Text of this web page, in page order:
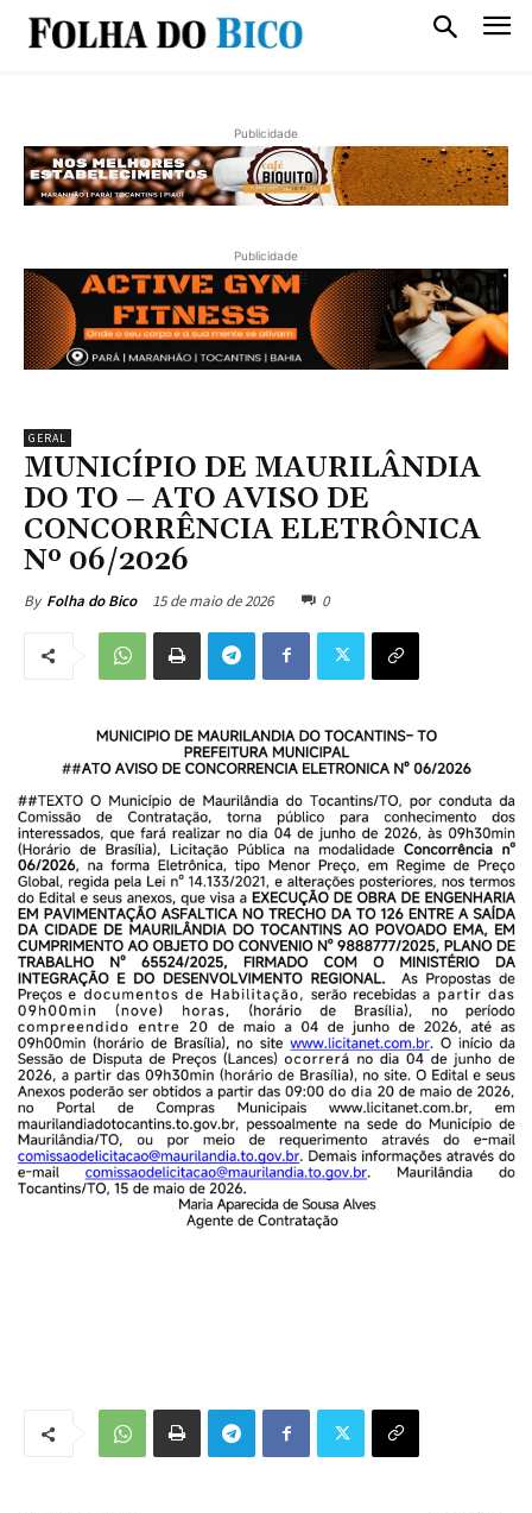
Publicidade
Publicidade
GERAL
MUNICÍPIO DE MAURILÂNDIA
DO TO – ATO AVISO DE
CONCORRÊNCIA ELETRÔNICA
Nº 06/2026
By Folha do Bico 15 de maio de 2026 0